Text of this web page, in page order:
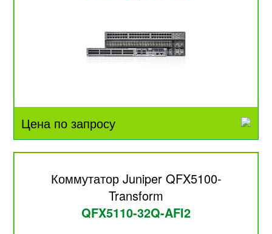
Цена по запросу
Коммутатор Juniper QFX5100-
Transform
QFX5110-32Q-AFI2